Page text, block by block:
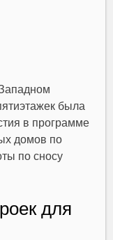
была
в программе
домов по
по сносу
для